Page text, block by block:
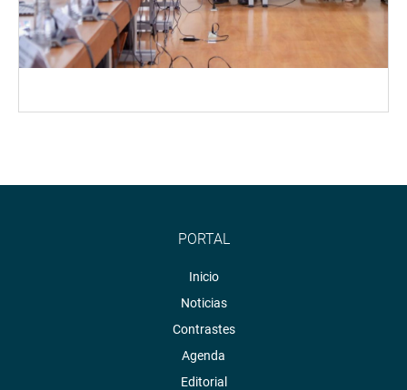
PORTAL
Inicio
Noticias
Contrastes
Agenda
Editorial